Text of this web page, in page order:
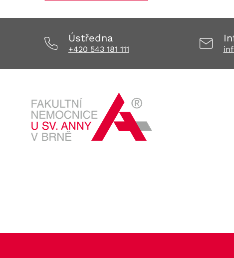
Ústředna
+420 543 181 111